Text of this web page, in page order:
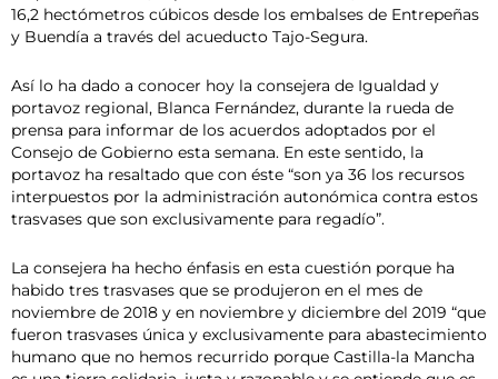
16,2 hectómetros cúbicos desde los embalses de Entrepeñas
y Buendía a través del acueducto Tajo-Segura.
Así lo ha dado a conocer hoy la consejera de Igualdad y
portavoz regional, Blanca Fernández, durante la rueda de
prensa para informar de los acuerdos adoptados por el
Consejo de Gobierno esta semana. En este sentido, la
portavoz ha resaltado que con éste “son ya 36 los recursos
interpuestos por la administración autonómica contra estos
trasvases que son exclusivamente para regadío”.
La consejera ha hecho énfasis en esta cuestión porque ha
habido tres trasvases que se produjeron en el mes de
noviembre de 2018 y en noviembre y diciembre del 2019 “que
fueron trasvases única y exclusivamente para abastecimiento
humano que no hemos recurrido porque Castilla-la Mancha